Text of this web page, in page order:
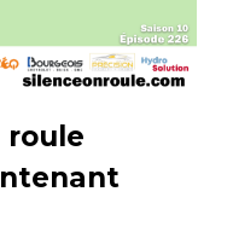
roule